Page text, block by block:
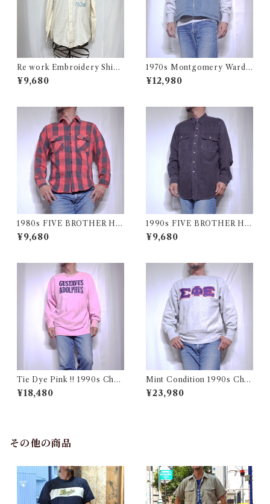
Re work Embroidery Shirt
/ リワーク ハンド刺繍入り シ
ャツ 古着
¥9,680
1970s Montgomery Ward
PUT TOGETHERS Nylon S
ki Vest / 70年代 モンゴメリー
¥12,980
1980s FIVE BROTHER He
avy Flannel Shirt / ブロック
チェック バッファロー ヘビー
¥9,680
1990s FIVE BROTHER He
avy Flannel Shirt CHAMOI
S CLOTH Black USA / ファ
¥9,680
Tie Dye Pink !! 1990s Cha
mpion Reverse Weave USA
/ チャンピオン リバースウィ
¥18,480
Mint Condition 1990s Cha
mpion Reverse Weave Size
L / チャンピオン リバースウ
¥23,980
その他の商品